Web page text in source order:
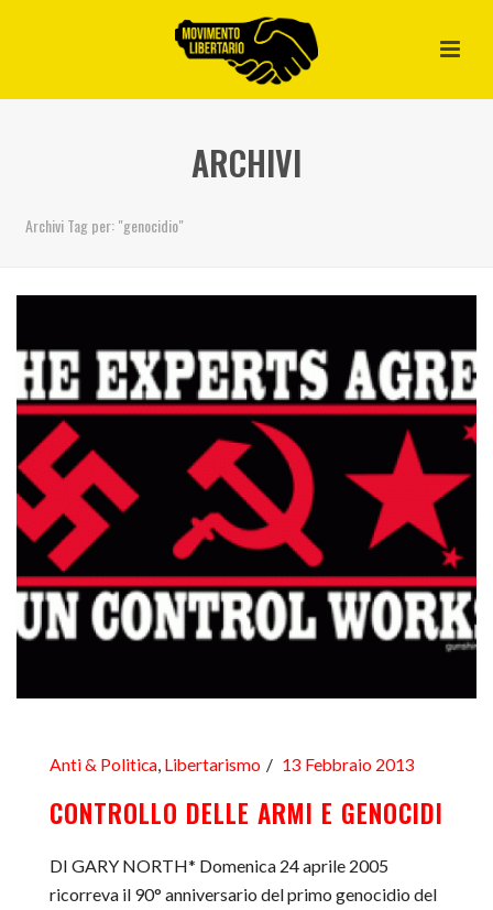
ARCHIVI
Archivi Tag per: "genocidio"
Anti & Politica, Libertarismo 13 Febbraio 2013
CONTROLLO DELLE ARMI E GENOCIDI
DI GARY NORTH* Domenica 24 aprile 2005
ricorreva il 90° anniversario del primo genocidio del